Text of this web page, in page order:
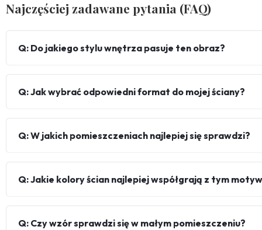
Najczęściej zadawane pytania (FAQ)
Q: Do jakiego stylu wnętrza pasuje ten obraz?
Q: Jak wybrać odpowiedni format do mojej ściany?
Q: W jakich pomieszczeniach najlepiej się sprawdzi?
Q: Jakie kolory ścian najlepiej współgrają z tym
Q: Czy wzór sprawdzi się w małym pomieszczeniu?